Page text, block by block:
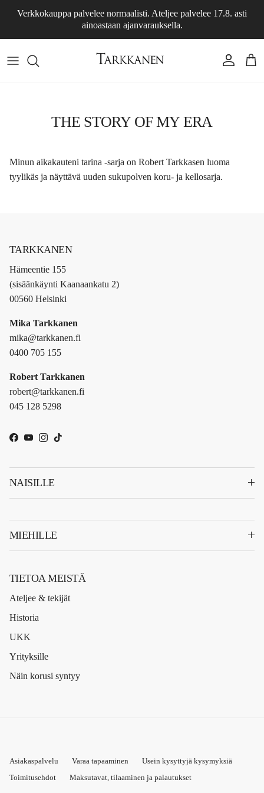
Verkkokauppa palvelee normaalisti. Ateljee palvelee 17.8. asti
ainoastaan ajanvarauksella.
Account Cart
THE STORY OF MY ERA
Minun aikakauteni tarina -sarja on Robert Tarkkasen luoma
tyylikäs ja näyttävä uuden sukupolven koru- ja kellosarja.
TARKKANEN
Hämeentie 155
(sisäänkäynti Kaanaankatu 2)
00560 Helsinki
Mika Tarkkanen
mika@tarkkanen.fi
0400 705 155
Robert Tarkkanen
robert@tarkkanen.fi
045 128 5298
Facebook
YouTube
Instagram
TikTok
NAISILLE
MIEHILLE
TIETOA MEISTÄ
Ateljee & tekijät
Historia
UKK
Yrityksille
Näin korusi syntyy
Asiakaspalvelu Varaa tapaaminen
Usein kysyttyjä kysymyksiä
Toimitusehdot
Maksutavat, tilaaminen ja palautukset